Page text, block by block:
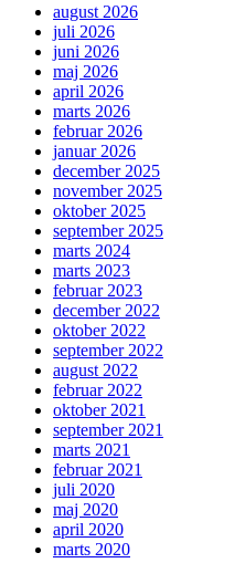
august 2026
juli 2026
juni 2026
maj 2026
april 2026
marts 2026
februar 2026
januar 2026
december 2025
november 2025
oktober 2025
september 2025
marts 2024
marts 2023
februar 2023
december 2022
oktober 2022
september 2022
august 2022
februar 2022
oktober 2021
september 2021
marts 2021
februar 2021
juli 2020
maj 2020
april 2020
marts 2020